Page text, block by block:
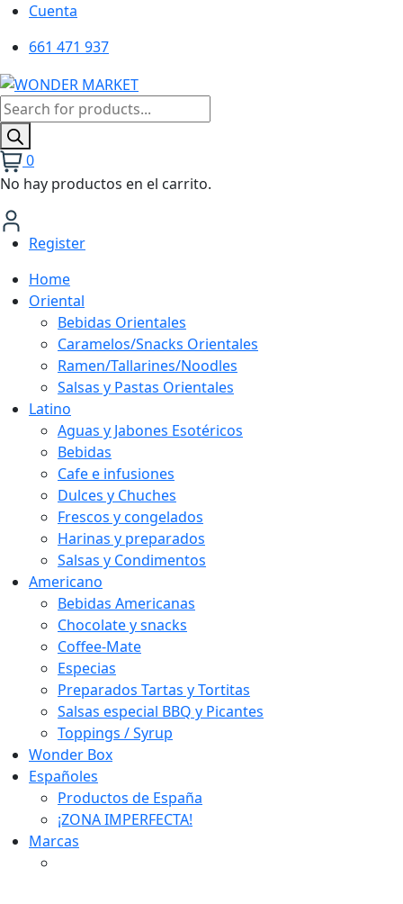
Cuenta
661 471 937
Búsqueda
de
productos
0
No hay productos en el carrito.
Register
Home
Oriental
Bebidas Orientales
Caramelos/Snacks Orientales
Ramen/Tallarines/Noodles
Salsas y Pastas Orientales
Latino
Aguas y Jabones Esotéricos
Bebidas
Cafe e infusiones
Dulces y Chuches
Frescos y congelados
Harinas y preparados
Salsas y Condimentos
Americano
Bebidas Americanas
Chocolate y snacks
Coffee-Mate
Especias
Preparados Tartas y Tortitas
Salsas especial BBQ y Picantes
Toppings / Syrup
Wonder Box
Españoles
Productos de España
¡ZONA IMPERFECTA!
Marcas